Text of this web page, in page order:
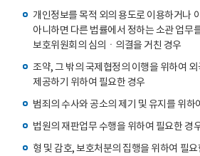
개인정보를 목적 외의 용도로 이용하거나
아니하면 다른 법률에서 정하는 소관 업무
보호위원회의 심의ㆍ의결을 거친 경우
조약, 그 밖의 국제협정의 이행을 위하여 외
제공하기 위하여 필요한 경우
범죄의 수사와 공소의 제기 및 유지를 위하
법원의 재판업무 수행을 위하여 필요한 경
형 및 감호, 보호처분의 집행을 위하여 필요